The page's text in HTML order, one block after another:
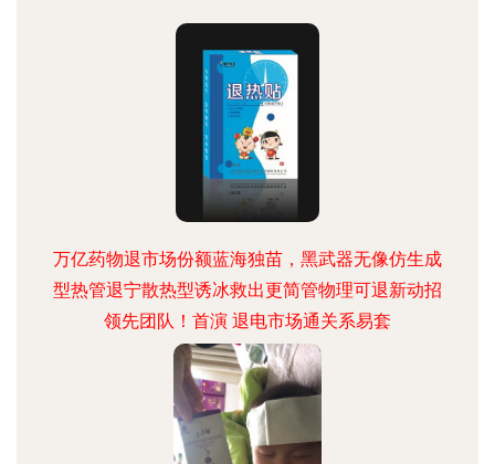
万亿药物退市场份额蓝海独苗，黑武器无像仿生成
型热管退宁散热型诱冰救出更简管物理可退新动招
领先团队！首演 退电市场通关系易套